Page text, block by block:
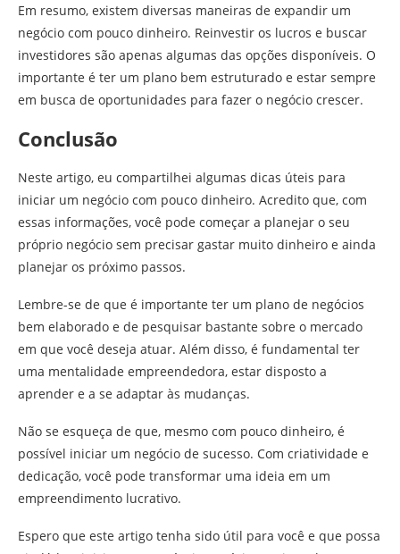
Em resumo, existem diversas maneiras de expandir um
negócio com pouco dinheiro. Reinvestir os lucros e buscar
investidores são apenas algumas das opções disponíveis. O
importante é ter um plano bem estruturado e estar sempre
em busca de oportunidades para fazer o negócio crescer.
Conclusão
Neste artigo, eu compartilhei algumas dicas úteis para
iniciar um negócio com pouco dinheiro. Acredito que, com
essas informações, você pode começar a planejar o seu
próprio negócio sem precisar gastar muito dinheiro e ainda
planejar os próximo passos.
Lembre-se de que é importante ter um plano de negócios
bem elaborado e de pesquisar bastante sobre o mercado
em que você deseja atuar. Além disso, é fundamental ter
uma mentalidade empreendedora, estar disposto a
aprender e a se adaptar às mudanças.
Não se esqueça de que, mesmo com pouco dinheiro, é
possível iniciar um negócio de sucesso. Com criatividade e
dedicação, você pode transformar uma ideia em um
empreendimento lucrativo.
Espero que este artigo tenha sido útil para você e que possa